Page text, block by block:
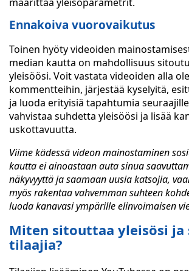
Ennakoiva vuorovaikutus
Toinen hyöty videoiden
median kautta on mahdollisuus
yleisöösi. Voit vastata videoiden alla
kommentteihin, järjestää kyselyitä,
ja luoda erityisiä tapahtumia
vahvistaa suhdetta yleisöösi ja lisää
uskottavuutta.
Viime kädessä videon mainostaminen
kautta ei ainoastaan auta sinua
näkyvyyttä ja saamaan uusia katsojia,
myös rakentaa vahvemman suhteen
luoda kanavasi ympärille elinvoimaisen
Miten sitouttaa yleisösi ja
tilaajia?